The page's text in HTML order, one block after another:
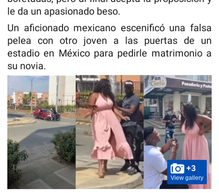
le da un apasionado beso.
Un aficionado mexicano escenificó una falsa
pelea con otro joven a las puertas de un
estadio en México para pedirle matrimonio a
su novia.
+3
View gallery